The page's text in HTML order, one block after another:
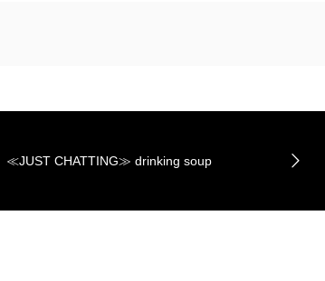
≪JUST CHATTING≫ drinking soup